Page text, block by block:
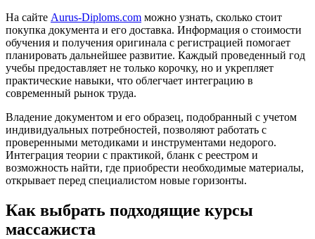
На сайте Aurus-Diploms.com можно узнать, сколько стоит
покупка документа и его доставка. Информация о стоимости
обучения и получения оригинала с регистрацией помогает
планировать дальнейшее развитие. Каждый проведенный год
учебы предоставляет не только корочку, но и укрепляет
практические навыки, что облегчает интеграцию в
современный рынок труда.
Владение документом и его образец, подобранный с учетом
индивидуальных потребностей, позволяют работать с
проверенными методиками и инструментами недорого.
Интеграция теории с практикой, бланк с реестром и
возможность найти, где приобрести необходимые материалы,
открывает перед специалистом новые горизонты.
Как выбрать подходящие курсы
массажиста